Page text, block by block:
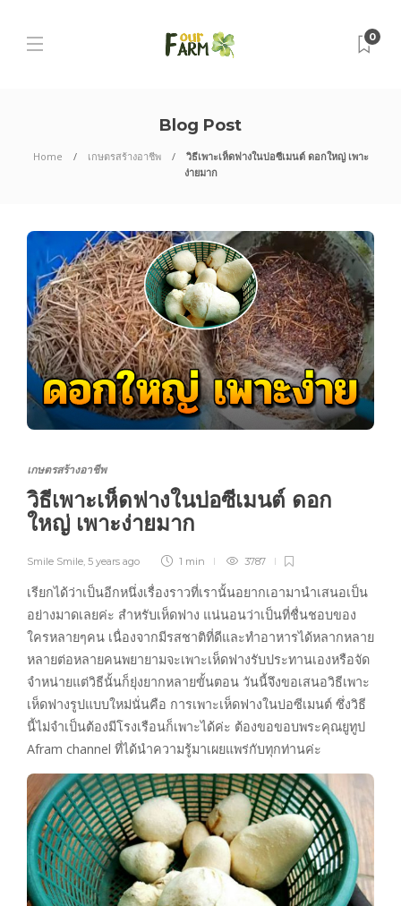
0
Blog Post
Home เกษตรสร้างอาชีพ
วิธีเพาะเห็ดฟางในบ่อซีเมนต์ ดอกใหญ่ เพาะ
ง่ายมาก
เกษตรสร้างอาชีพ
วิธีเพาะเห็ดฟางในบ่อซีเมนต์ ดอก
ใหญ่ เพาะง่ายมาก
Smile Smile 5 years ago 1 min 3787
เรียกได้ว่าเป็นอีกหนึ่งเรื่องราวที่เรานั้นอยากเอามานำเสนอเป็น
อย่างมาดเลยค่ะ สำหรับเห็ดฟาง แน่นอนว่าเป็นที่ชื่นชอบของ
ใครหลายๆคน เนื่องจากมีรสชาติที่ดีและทำอาหารได้หลากหลาย
หลายต่อหลายคนพยายามจะเพาะเห็ดฟางรับประทานเองหรือจัด
จำหน่ายแต่วิธีนั้นก็ยุ่งยากหลายขั้นตอน วันนี้จึงขอเสนอวิธีเพาะ
เห็ดฟางรูปแบบใหม่นั่นคือ การเพาะเห็ดฟางในบ่อซีเมนต์ ซึ่งวิธี
นี้ไม่จำเป็นต้องมีโรงเรือนก็เพาะได้ค่ะ ต้องขอขอบพระคุณยูทูป
Afram channel ที่ได้นำความรู้มาเผยแพร่กับทุกท่านค่ะ